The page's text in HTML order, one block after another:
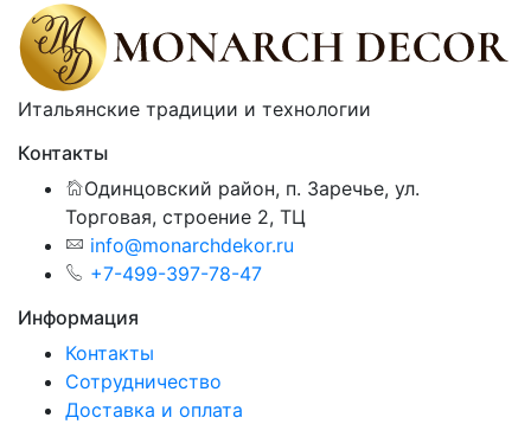
Итальянские традиции и технологии
Контакты
Одинцовский район, п. Заречье, ул.
Торговая, строение 2, ТЦ
info@monarchdekor.ru
+7-499-397-78-47
Информация
Контакты
Сотрудничество
Доставка и оплата